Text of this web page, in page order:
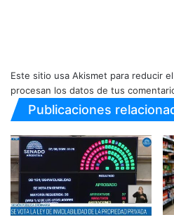
Este sitio usa Akismet para reducir
procesan los datos de tus
Publicaciones